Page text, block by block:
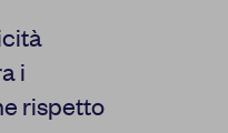
i
rispetto